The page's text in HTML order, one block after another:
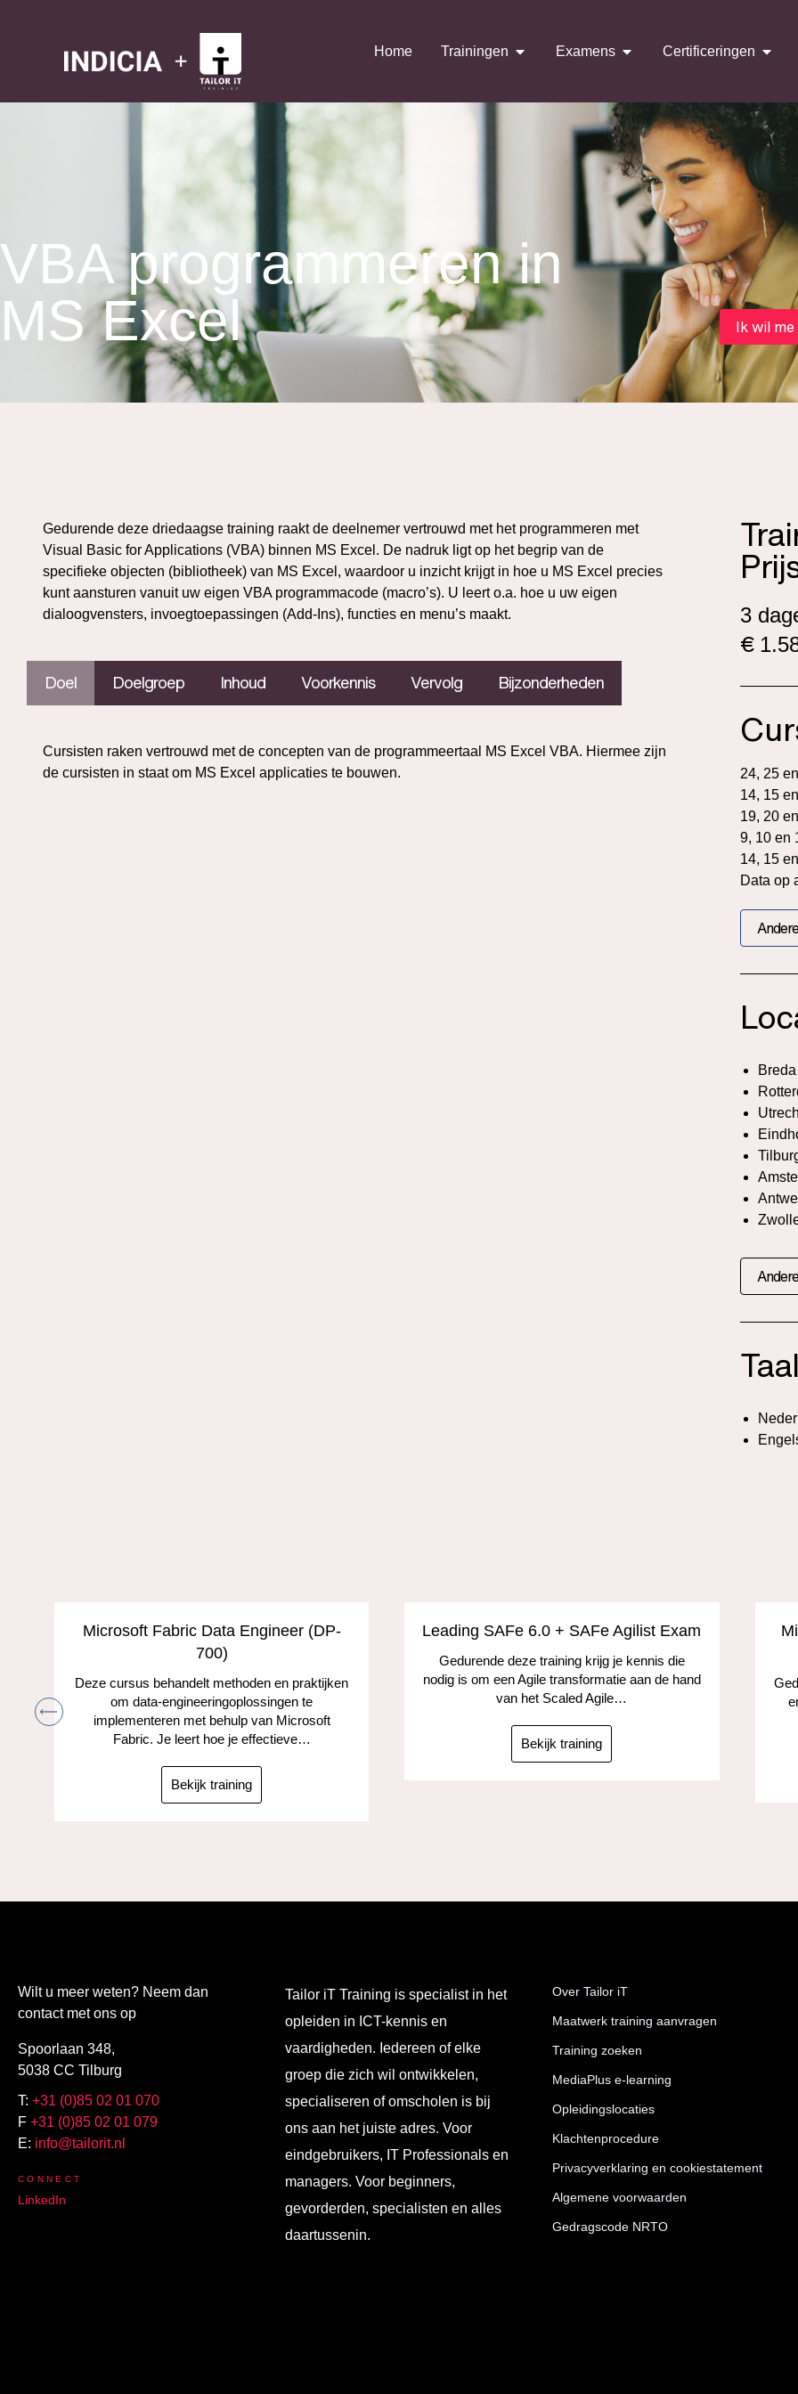
Home Trainingen Examens Certificeringen
VBA programmeren in
MS Excel
Ik wil
Gedurende deze driedaagse training raakt de deelnemer vertrouwd met het programmeren met
Visual Basic for Applications (VBA) binnen MS Excel. De nadruk ligt op het begrip van de
specifieke objecten (bibliotheek) van MS Excel, waardoor u inzicht krijgt in hoe u MS Excel precies
kunt aansturen vanuit uw eigen VBA programmacode (macro’s). U leert o.a. hoe u uw eigen
dialoogvensters, invoegtoepassingen (Add-Ins), functies en menu’s maakt.
Doel Doelgroep Inhoud Voorkennis Vervolg Bijzonderheden
Cursisten raken vertrouwd met de concepten van de programmeertaal MS Excel VBA. Hiermee zijn
de cursisten in staat om MS Excel applicaties te bouwen.
3
€
24, 25
14, 15
19, 20
9, 10 en
14, 15
Data op
Breda
Taal
Microsoft Fabric Data Engineer (DP-
700)
Deze cursus behandelt methoden en praktijken
om data-engineeringoplossingen te
implementeren met behulp van Microsoft
Fabric. Je leert hoe je effectieve…
Bekijk training
Leading SAFe 6.0 + SAFe Agilist Exam
Gedurende deze training krijg je kennis die
nodig is om een Agile transformatie aan de hand
van het Scaled Agile…
Bekijk training
Wilt u meer weten? Neem dan
contact met ons op
Spoorlaan 348,
5038 CC Tilburg
T: +31 (0)85 02 01 070
F +31 (0)85 02 01 079
E: info@tailorit.nl
CONNECT
LinkedIn
Tailor iT Training is specialist in het
opleiden in ICT-kennis en
vaardigheden. Iedereen of elke
groep die zich wil ontwikkelen,
specialiseren of omscholen is bij
ons aan het juiste adres. Voor
eindgebruikers, IT Professionals en
managers. Voor beginners,
gevorderden, specialisten en alles
daartussenin.
Over Tailor iT
Maatwerk training aanvragen
Training zoeken
MediaPlus e-learning
Opleidingslocaties
Klachtenprocedure
Privacyverklaring en cookiestatement
Algemene voorwaarden
Gedragscode NRTO